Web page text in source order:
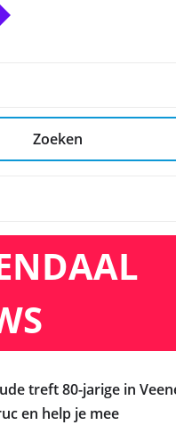
Zoeken
treft 80-jarige in
en help je mee